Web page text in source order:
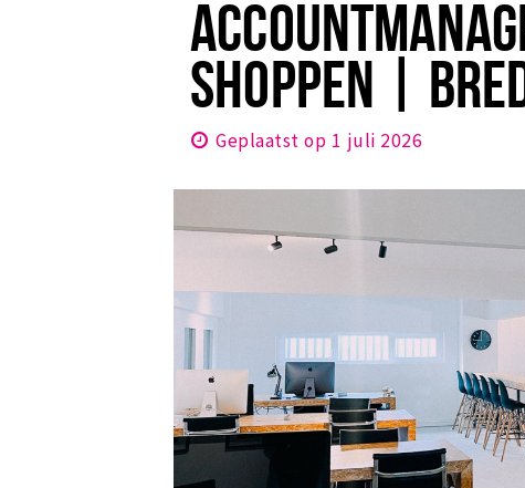
SHOPPEN |
Geplaatst op 1 juli 2026